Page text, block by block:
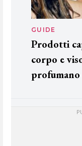
GUIDE
Prodotti
corpo e
profumano